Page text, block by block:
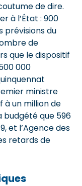
de dire.
à l’État : 900
prévisions du
de
que le dispositif
000
ministre
à un million de
budgété que 596
et l’Agence des
retards de